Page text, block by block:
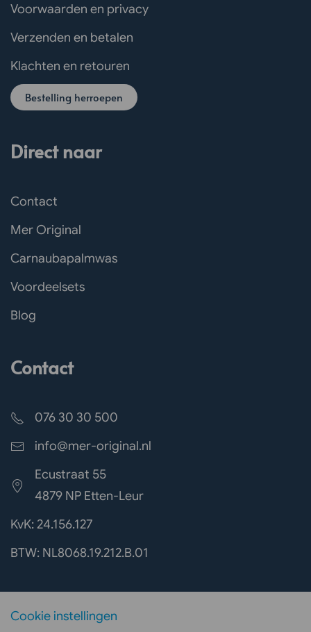
Voorwaarden en privacy
Verzenden en betalen
Klachten en retouren
Bestelling herroepen
Direct naar
Contact
Mer Original
Carnaubapalmwas
Voordeelsets
Blog
Contact
076 30 30 500
info@mer-original.nl
Ecustraat 55
4879 NP Etten-Leur
KvK: 24.156.127
BTW: NL8068.19.212.B.01
Cookie instellingen